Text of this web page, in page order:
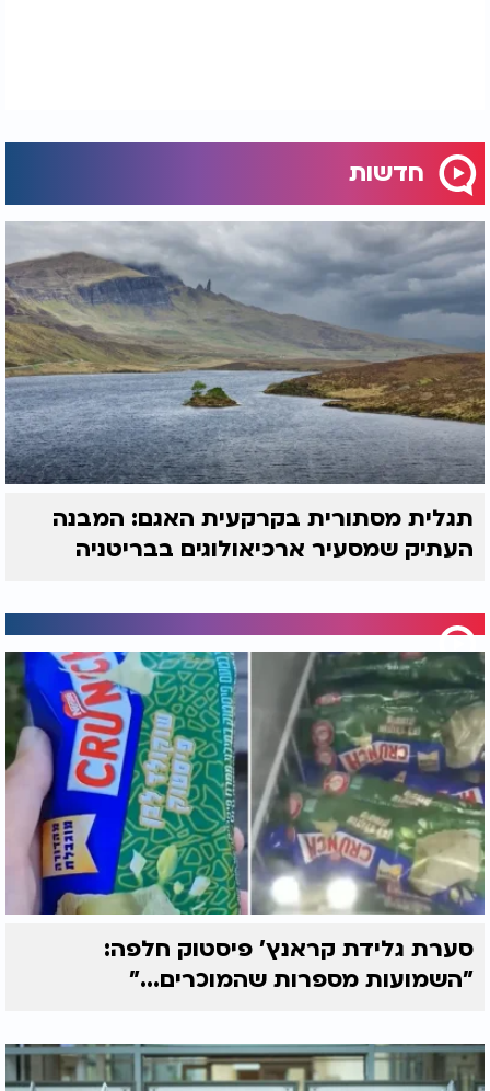
חדשות
תגלית מסתורית בקרקעית האגם: המבנה
העתיק שמסעיר ארכיאולוגים בבריטניה
סערת גלידת קראנץ' פיסטוק חלפה:
"השמועות מספרות שהמוכרים..."